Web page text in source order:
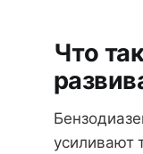
Что
усиливают